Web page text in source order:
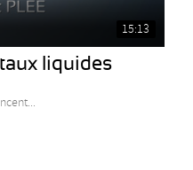
15:13
liquides